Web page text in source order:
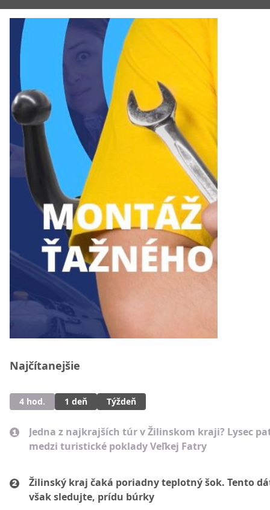
Najčítanejšie
4 hod. 1 deň Týždeň
Jedna z najkrajších túr v Žilinskom kraji? Lysec
medzi turistické poklady Veľkej Fatry
Žilinský kraj čaká poriadny teplotný šok. Tento
však sledujte, prídu búrky